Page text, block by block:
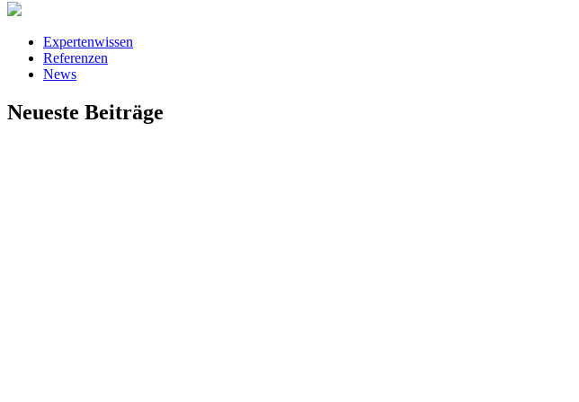
Expertenwissen
Referenzen
News
Neueste Beiträge